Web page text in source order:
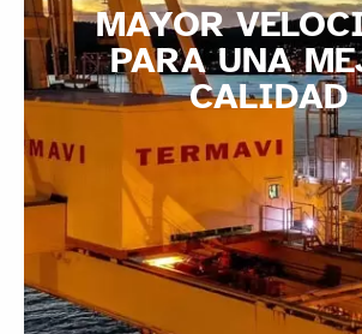
MAYOR
PARA UNA
CALIDAD